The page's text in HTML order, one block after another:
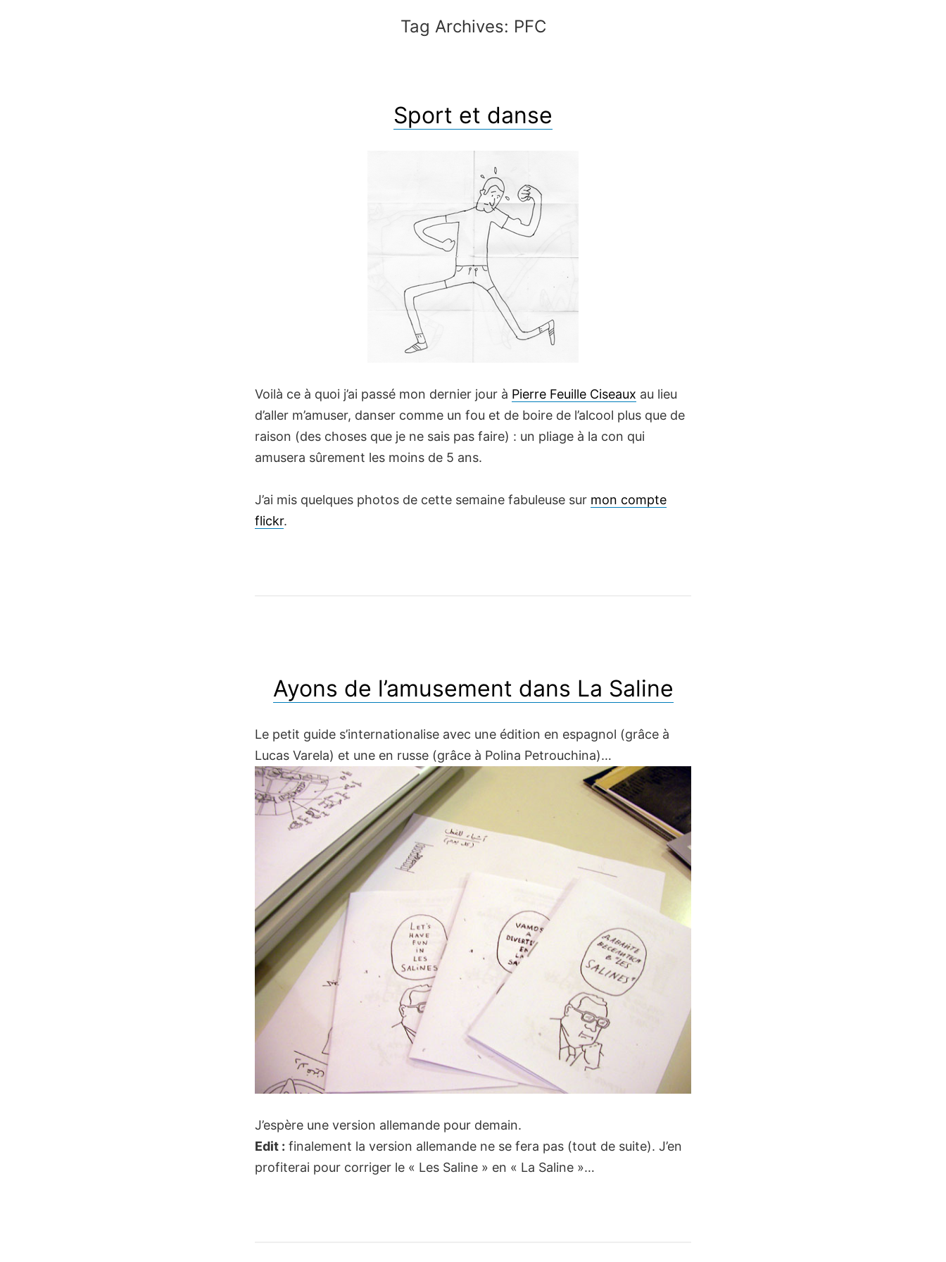
Tag Archives: PFC
Sport et danse
Voilà ce à quoi j’ai passé mon dernier jour à Pierre Feuille Ciseaux au lieu
d’aller m’amuser, danser comme un fou et de boire de l’alcool plus que de
raison (des choses que je ne sais pas faire) : un pliage à la con qui
amusera sûrement les moins de 5 ans.
J’ai mis quelques photos de cette semaine fabuleuse sur mon compte
flickr.
Ayons de l’amusement dans La Saline
Le petit guide s’internationalise avec une édition en espagnol (grâce à
Lucas Varela) et une en russe (grâce à Polina Petrouchina)…
J’espère une version allemande pour demain.
Edit : finalement la version allemande ne se fera pas (tout de suite). J’en
profiterai pour corriger le « Les Saline » en « La Saline »…